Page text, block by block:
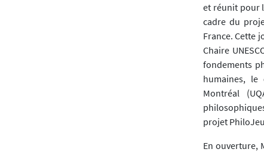
et réunit pour
cadre du
France. Cette
Chaire
fondements
humaines,
Montréal
projet
En ouverture,